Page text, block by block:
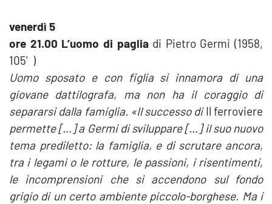
venerdì 5
ore 21.00 L’uomo di pagliadi Pietro Germi (1958,
105′)
Uomo sposato e con figlia si innamora di una
giovane dattilografa, ma non ha il coraggio di
separarsi dalla famiglia. «Il successo diIl ferroviere
permette […] a Germi di sviluppare […] il suo nuovo
tema prediletto: la famiglia, e di scrutare ancora,
tra i legami o le rotture, le passioni, i risentimenti,
le incomprensioni che si accendono sul fondo
grigio di un certo ambiente piccolo-borghese. Ma i